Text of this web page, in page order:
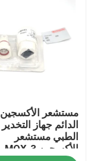
حول بنا
جولة في المعمل
ضبط الجودة
اتصل بنا
مستشعر الأكسجين
الدائم جهاز التخدير
الطبي مستشعر
الأكسجين MOX-3